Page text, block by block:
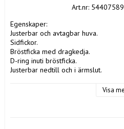
Art.nr:
Egenskaper:
Justerbar och avtagbar huva.
Sidfickor.
Bröstficka med dragkedja.
D-ring inuti bröstficka.
Justerbar nedtill och i ärmslut.
Visa